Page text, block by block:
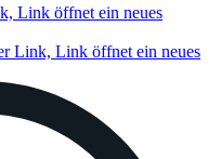
Link öffnet ein neues
Link, Link öffnet ein neues